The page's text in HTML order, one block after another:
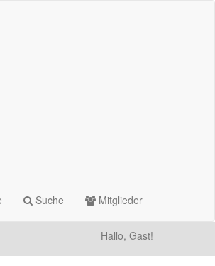
Suche Mitglieder
Hallo, Gast!